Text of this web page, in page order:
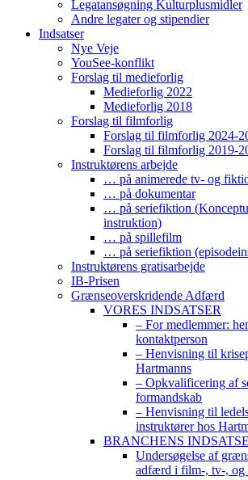
Legatansøgning Kulturplusmidler
Andre legater og stipendier
Indsatser
Nye Veje
YouSee-konflikt
Forslag til medieforlig
Medieforlig 2022
Medieforlig 2018
Forslag til filmforlig
Forslag til filmforlig 2024-
Forslag til filmforlig 2019-
Instruktørens arbejde
… på animerede tv- og
… på dokumentar
… på seriefiktion
instruktion)
… på spillefilm
… på seriefiktion
Instruktørens gratisarbejde
IB-Prisen
Grænseoverskridende Adfærd
VORES INDSATSER
– For medlemmer:
kontaktperson
– Henvisning til
Hartmanns
– Opkvalificering af
formandskab
– Henvisning til
instruktører hos
BRANCHENS
Undersøgelse af
adfærd i film-, tv-, og